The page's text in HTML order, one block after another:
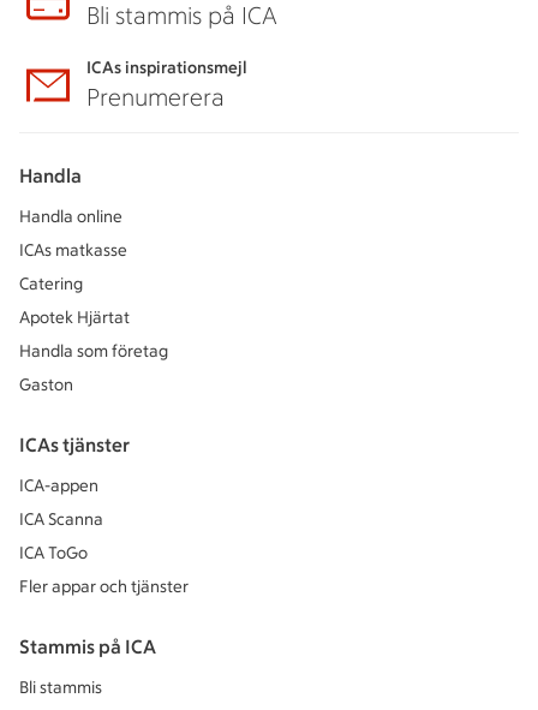
Bli stammis på ICA
ICAs inspirationsmejl
Prenumerera
Handla
Handla online
ICAs matkasse
Catering
Apotek Hjärtat
Handla som företag
Gaston
ICAs tjänster
ICA-appen
ICA Scanna
ICA ToGo
Fler appar och tjänster
Stammis på ICA
Bli stammis